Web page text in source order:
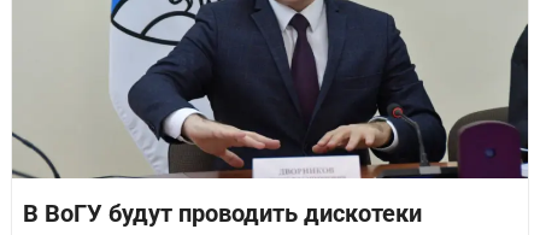
В ВоГУ будут проводить дискотеки